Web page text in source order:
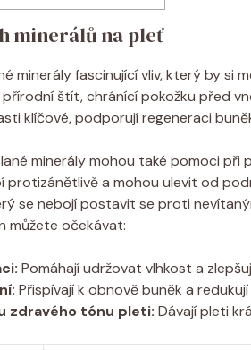
minerálů na pleť
minerály fascinující vliv, který by si
štít, chránící pokožku před
klíčové, podporují regeneraci
minerály mohou také pomoci při
protizánětlivě a mohou ulevit od
se nebojí postavit se proti
můžete očekávat:
Pomáhají udržovat vlhkost a
Přispívají k obnově buněk a
zdravého tónu pleti: Dávají pleti